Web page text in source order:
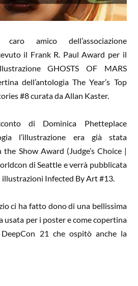
amico dell’associazione
il Frank R. Paul Award per il
GHOSTS OF MARS
dell’antologia The Year’s Top
#8 curata da Allan Kaster.
di Dominica Phetteplace
l’illustrazione era già stata
Show Award (Judge’s Choice |
di Seattle e verrà pubblicata
Infected By Art #13.
ci ha fatto dono di una bellissima
usata per i poster e come copertina
21 che ospitò anche la